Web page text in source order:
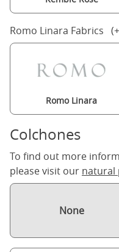
Romo Linara Fabrics
Romo Linara
Colchones
To find out more
please visit our natural
None